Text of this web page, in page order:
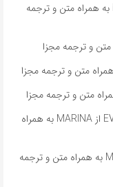
آهنگ انگلیسی JE NE SAIS QUOI از MARINA به همراه متن و ترجمه
آهنگ انگلیسی EVERYBODY KNOWS I’M SAD از MARINA به همراه
آهنگ انگلیسی DIGITAL FANTASY از MARINA به همراه متن و ترجمه